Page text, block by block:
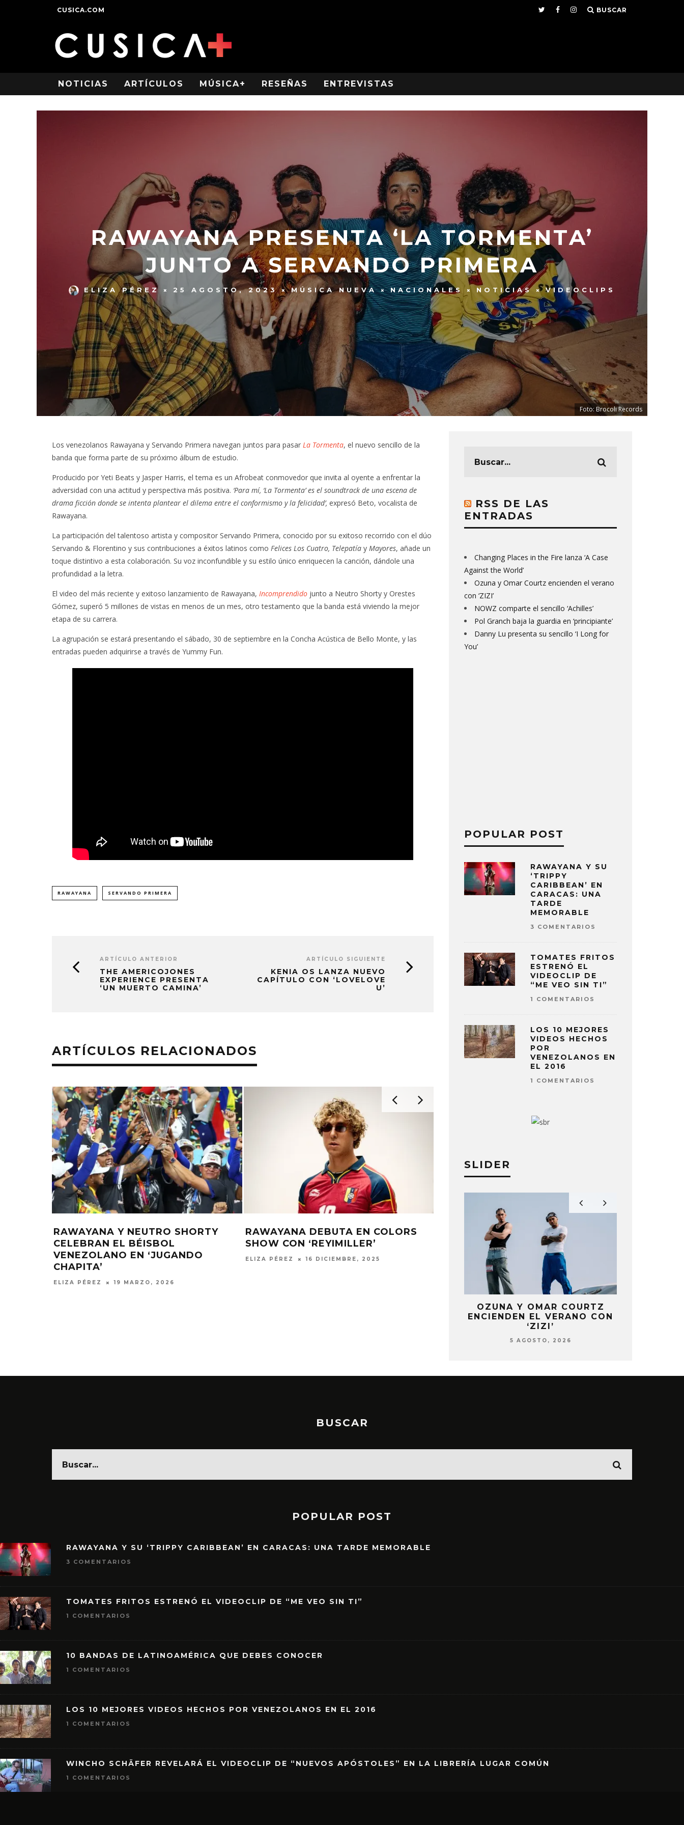
CUSICA.COM BUSCAR
NOTICIAS ARTÍCULOS MÚSICA+ RESEÑAS ENTREVISTAS
RAWAYANA PRESENTA ‘LA TORMENTA’
JUNTO A SERVANDO PRIMERA
ELIZA PÉREZ 25 AGOSTO, 2023 MÚSICA NUEVA NACIONALES NOTICIAS VIDEOCLIPS
Foto: Brocoli Records
Los venezolanos Rawayana y Servando Primera navegan juntos para pasar La Tormenta, el nuevo sencillo de la
banda que forma parte de su próximo álbum de estudio.
Producido por Yeti Beats y Jasper Harris, el tema es un Afrobeat conmovedor que invita al oyente a enfrentar la
adversidad con una actitud y perspectiva más positiva. ‘Para mí, ‘La Tormenta’ es el soundtrack de una escena de
drama ficción donde se intenta plantear el dilema entre el conformismo y la felicidad’, expresó Beto, vocalista de
Rawayana.
La participación del talentoso artista y compositor Servando Primera, conocido por su exitoso recorrido con el dúo
Servando & Florentino y sus contribuciones a éxitos latinos como Felices Los Cuatro, Telepatía y Mayores, añade un
toque distintivo a esta colaboración. Su voz inconfundible y su estilo único enriquecen la canción, dándole una
profundidad a la letra.
El video del más reciente y exitoso lanzamiento de Rawayana, Incomprendido junto a Neutro Shorty y Orestes
Gómez, superó 5 millones de vistas en menos de un mes, otro testamento que la banda está viviendo la mejor
etapa de su carrera.
La agrupación se estará presentando el sábado, 30 de septiembre en la Concha Acústica de Bello Monte, y las
entradas pueden adquirirse a través de Yummy Fun.
RAWAYANA SERVANDO PRIMERA
ARTÍCULO ANTERIOR
THE AMERICOJONES
EXPERIENCE PRESENTA
‘UN MUERTO CAMINA’
ARTÍCULO SIGUIENTE
KENIA OS LANZA NUEVO
CAPÍTULO CON ‘LOVELOVE
U’
ARTÍCULOS RELACIONADOS
RAWAYANA Y NEUTRO SHORTY
CELEBRAN EL BÉISBOL
VENEZOLANO EN ‘JUGANDO
CHAPITA’
ELIZA PÉREZ 19 MARZO, 2026
RAWAYANA DEBUTA EN COLORS
SHOW CON ‘REYIMILLER’
ELIZA PÉREZ 16 DICIEMBRE, 2025
NATHY PELUSO SALSEA CON
‘MALPORTADA’ JUNTO A
RAWAYANA
10 OCTUBRE, 2025
RSS DE LAS
ENTRADAS
Changing Places in the Fire lanza ‘A Case
Against the World’
Ozuna y Omar Courtz encienden el verano
con ‘ZIZI’
NOWZ comparte el sencillo ‘Achilles’
Pol Granch baja la guardia en ‘principiante’
Danny Lu presenta su sencillo ‘I Long for
You’
POPULAR POST
RAWAYANA Y SU
‘TRIPPY
CARIBBEAN’ EN
CARACAS: UNA
TARDE
MEMORABLE
3 COMENTARIOS
TOMATES FRITOS
ESTRENÓ EL
VIDEOCLIP DE
“ME VEO SIN TI”
1 COMENTARIOS
LOS 10 MEJORES
VIDEOS HECHOS
POR
VENEZOLANOS EN
EL 2016
1 COMENTARIOS
SLIDER
OZUNA Y OMAR COURTZ
ENCIENDEN EL VERANO CON
‘ZIZI’
5 AGOSTO, 2026
BUSCAR
POPULAR POST
RAWAYANA Y SU ‘TRIPPY CARIBBEAN’ EN CARACAS: UNA TARDE MEMORABLE
3 COMENTARIOS
TOMATES FRITOS ESTRENÓ EL VIDEOCLIP DE “ME VEO SIN TI”
1 COMENTARIOS
10 BANDAS DE LATINOAMÉRICA QUE DEBES CONOCER
1 COMENTARIOS
LOS 10 MEJORES VIDEOS HECHOS POR VENEZOLANOS EN EL 2016
1 COMENTARIOS
WINCHO SCHÄFER REVELARÁ EL VIDEOCLIP DE “NUEVOS APÓSTOLES” EN LA LIBRERÍA LUGAR COMÚN
1 COMENTARIOS